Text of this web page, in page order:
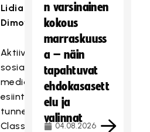
Lidia
Dimov
Aktiivisesta
sosiaalisen
median
esiintymisestään
tunnetun
Classicin
n varsinainen
kokous
marraskuuss
a – näin
tapahtuvat
ehdokasasett
elu ja
valinnat
04.08.2026